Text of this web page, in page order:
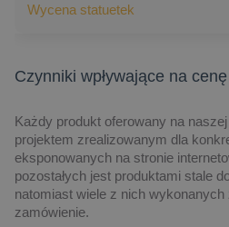
Wycena statuetek
Czynniki wpływające na
Każdy produkt oferowany na
projektem zrealizowanym dla
eksponowanych na stronie
pozostałych jest produktami stale
natomiast wiele z nich wykonanych
zamówienie.